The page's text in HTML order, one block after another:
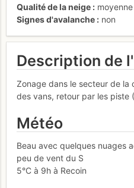
Qualité de la neige
moyenne
Signes d'avalanche
non
Description de
Zonage dans le secteur de
des vans, retour par les piste
Météo
Beau avec quelques nuages
peu de vent du S
5°C à 9h à Recoin